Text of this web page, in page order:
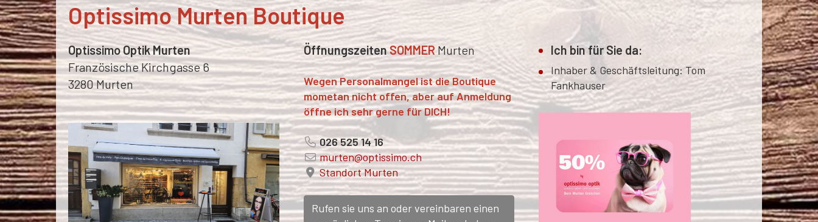
Optissimo Murten Boutique
Optissimo Optik Murten
Französische Kirchgasse 6
3280 Murten
ÖffnungszeitenSOMMER Murten
Wegen Personalmangel ist die Boutique
mometan nicht offen, aber auf Anmeldung
öffne ich sehr gerne für DICH!
026 525 14 16
murten@optissimo.ch
Standort Murten
Rufen sie uns an oder vereinbaren einen
Ich bin für Sie da:
Inhaber & Geschäftsleitung: Tom
Fankhauser